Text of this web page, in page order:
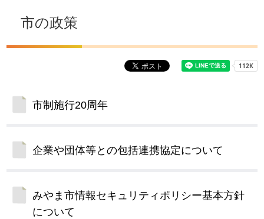
市の政策
市制施行20周年
企業や団体等との包括連携協定について
みやま市情報セキュリティポリシー基本方針
について